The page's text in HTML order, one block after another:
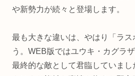
や新勢力が続々と登場します。
最も大きな違いは、やはり「ラス
う。WEB版ではユウキ・カグラ
最終的な敵として君臨していま